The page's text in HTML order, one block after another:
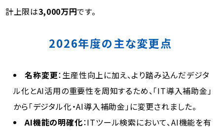
計上限は3,000万円です。
2026年度の主な変更点
名称変更：生産性向上に加え、より踏み込んだデジタ
ル化とAI活用の重要性を周知するため、「IT導入補助金」
から「デジタル化・AI導入補助金」に変更されました。
AI機能の明確化：ITツール検索において、AI機能を有